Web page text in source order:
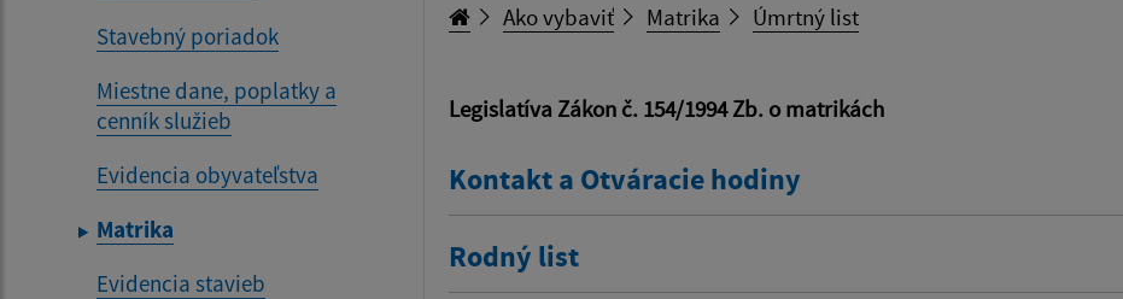
Stavebný poriadok
Miestne dane, poplatky a
cenník služieb
Evidencia obyvateľstva
Matrika
Evidencia stavieb
Ako vybaviť Matrika Úmrtný list
Legislatíva Zákon č. 154/1994 Zb. o matrikách
Kontakt a Otváracie hodiny
Rodný list